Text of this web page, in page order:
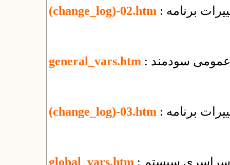
(change_log)-02.htm برنامه
general_vars.htm عمومی سودمند
(change_log)-03.htm برنامه
global_vars.htm سراسری سیستم